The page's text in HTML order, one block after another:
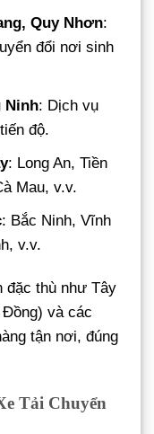
Quy Nhơn:
đổi nơi sinh
Ninh: Dịch vụ
độ.
: Long An, Tiền
Mau, v.v.
: Bắc Ninh, Vĩnh
v.v.
đặc thù như Tây
và các
tận nơi, đúng
Tải Chuyển